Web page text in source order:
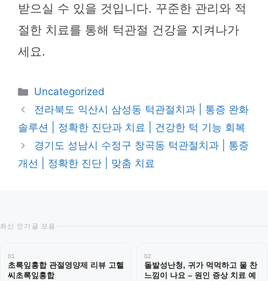
받으실 수 있을 것입니다. 꾸준한 관리와 적
절한 치료를 통해 턱관절 건강을 지켜나가
세요.
카
테
리
Uncategorized
전라북도 익산시 삼성동 턱관절치과 | 통증 완화
솔루션 | 정확한 진단과 치료 | 건강한 턱 기능 회복
경기도 성남시 수정구 창곡동 턱관절치과 | 통증
개선 | 정확한 진단 | 맞춤 치료
최신 인기글 모음
01
초록잎홍합 관절영양제 리뷰 고헬
씨초록잎홍합
02
돌발성난청, 귀가 먹먹하고 물 찬
느낌이 나요 – 원인 증상 치료 예